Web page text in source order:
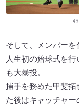
そして、メンバーを
人生初の始球式を
も大暴投。
捕手を務めた甲斐拓
た後はキャッチャ